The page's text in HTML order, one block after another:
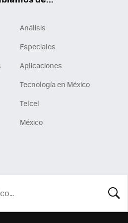
Análisis
Especiales
Aplicaciones
Tecnología en México
Telcel
México